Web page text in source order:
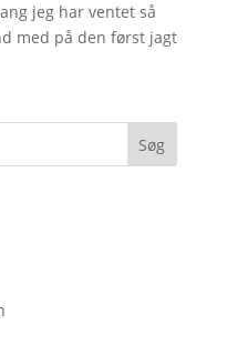
jeg har ventet så
med på den først jagt